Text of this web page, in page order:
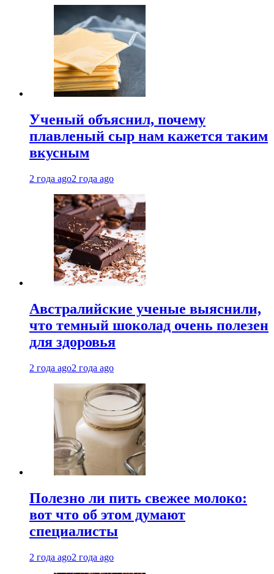
Ученый объяснил, почему
плавленый сыр нам кажется таким
вкусным
2 года ago2 года ago
Австралийские ученые выяснили,
что темный шоколад очень полезен
для здоровья
2 года ago2 года ago
Полезно ли пить свежее молоко:
вот что об этом думают
специалисты
2 года ago2 года ago